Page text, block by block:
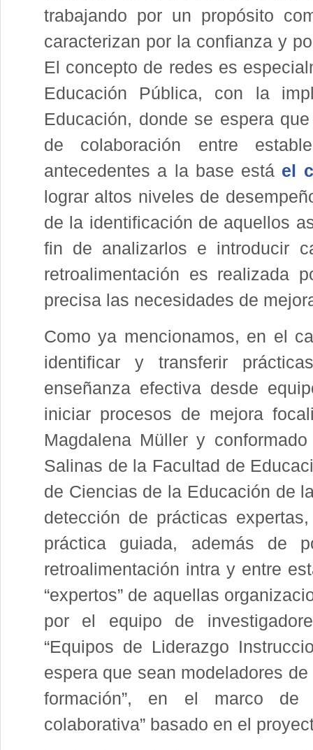
trabajando por un propósito
caracterizan por la confianza y
El concepto de redes es
Educación Pública, con la
Educación, donde se espera
de colaboración entre
antecedentes a la base está el
lograr altos niveles de
de la identificación de aquellos
fin de analizarlos e introducir
retroalimentación es realizada
precisa las necesidades de
Como ya mencionamos, en el
identificar y transferir
enseñanza efectiva desde
iniciar procesos de mejora
Magdalena Müller y
Salinas de la Facultad de
de Ciencias de la Educación de
detección de prácticas
práctica guiada, además de
retroalimentación intra y entre
“expertos” de aquellas
por el equipo de
“Equipos de Liderazgo
espera que sean modeladores
formación”, en el marco de
colaborativa” basado en el